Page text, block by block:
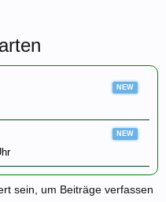
sein, um Beiträge verfassen